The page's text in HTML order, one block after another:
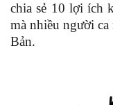
chia sẻ 10 lợi ích
mà nhiều người
Bản.